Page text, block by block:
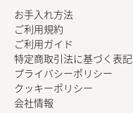
お手入れ方法
ご利用規約
ご利用ガイド
特定商取引法に基づく表記
プライバシーポリシー
クッキーポリシー
会社情報